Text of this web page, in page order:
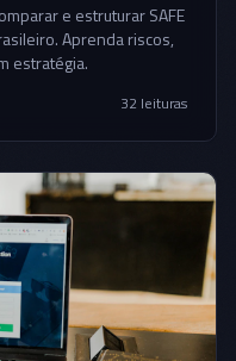
e estruturar SAFE
Aprenda riscos,
estratégia.
32 leituras